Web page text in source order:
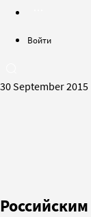
Войти
30 September 2015